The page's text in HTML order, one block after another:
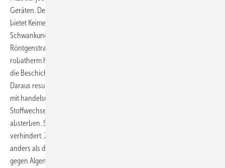
Geräten. Der Biofilm, den diese Mikroorganismen bilden können,
bietet Keimen Schutz vor extremen pH- und Temperatur-
Schwankungen, Bakteriziden und sogar vor UV- und
Röntgenstrahlung. Eine antimikrobielle Pulverbeschichtung von
robatherm hemmt langfristig mikrobielles Wachstum. Dazu bilden in
die Beschichtung eingearbeitete Additive kontinuierlich neue Ionen.
Daraus resultiert eine längere Wirksamkeit als bei einer Beschichtung
mit handelsüblichem Nano-Silber. Die Ionen greifen die
Stoffwechselsysteme der Zellen an, wodurch primitive Organismen
absterben. So werden ihre Ausbreitung und die Bildung eines Biofilms
verhindert. Zusätzlich wirkt die antimikrobielle Pulverbeschichtung –
anders als die meisten antibakteriellen Pulverbeschichtungen – auch
gegen Algen, Hefepilze und Schimmelpilze.